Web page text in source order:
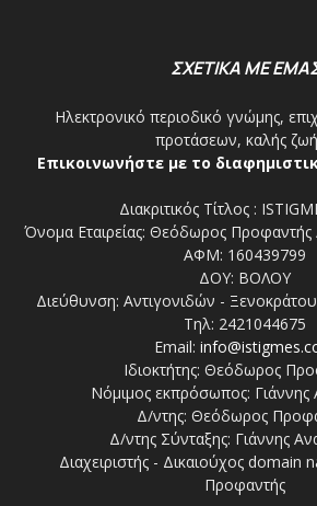
ΣΧΕΤΙΚΑ ΜΕ
Ηλεκτρονικό περιοδικό γνώμης,
προτάσεων, καλής
Επικοινωνήστε με το
Διακριτικός Τίτλος :
Όνομα Εταιρείας: Θεόδωρος Προφαντής
ΑΦΜ: 160439799
ΔΟΥ: ΒΟΛΟΥ
Διεύθυνση: Αντιγονιδών -
Τηλ: 2421044675
Email:
Ιδιοκτήτης: Θεόδωρος
Νόμιμος εκπρόσωπος: Γιάννης
Δ/ντης: Θεόδωρος
Δ/ντης Σύνταξης: Γιάννης
Διαχειριστής - Δικαιούχος
Προφαντής